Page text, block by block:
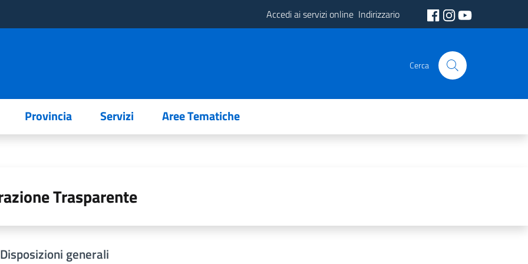
Accedi ai servizi online Indirizzario
Cerca
Provincia Servizi Aree Tematiche
Trasparente
Disposizioni generali